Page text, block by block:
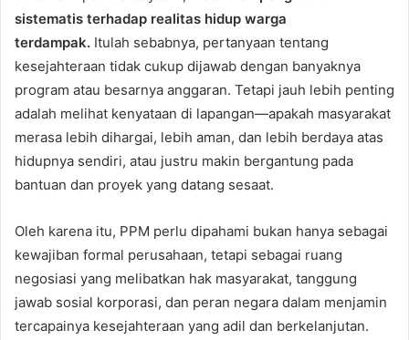
sistematis terhadap realitas hidup warga
terdampak. Itulah sebabnya, pertanyaan tentang
kesejahteraan tidak cukup dijawab dengan banyaknya
program atau besarnya anggaran. Tetapi jauh lebih penting
adalah melihat kenyataan di lapangan—apakah masyarakat
merasa lebih dihargai, lebih aman, dan lebih berdaya atas
hidupnya sendiri, atau justru makin bergantung pada
bantuan dan proyek yang datang sesaat.
Oleh karena itu, PPM perlu dipahami bukan hanya sebagai
kewajiban formal perusahaan, tetapi sebagai ruang
negosiasi yang melibatkan hak masyarakat, tanggung
jawab sosial korporasi, dan peran negara dalam menjamin
tercapainya kesejahteraan yang adil dan berkelanjutan.